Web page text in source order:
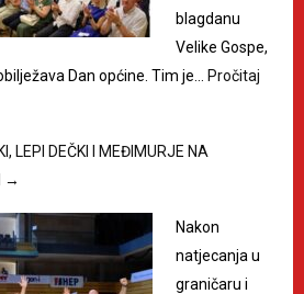
blagdanu
Velike Gospe,
Dan općine. Tim je…
Pročitaj
LEPI DEČKI I MEĐIMURJE NA
→
Nakon
natjecanja u
graničaru i